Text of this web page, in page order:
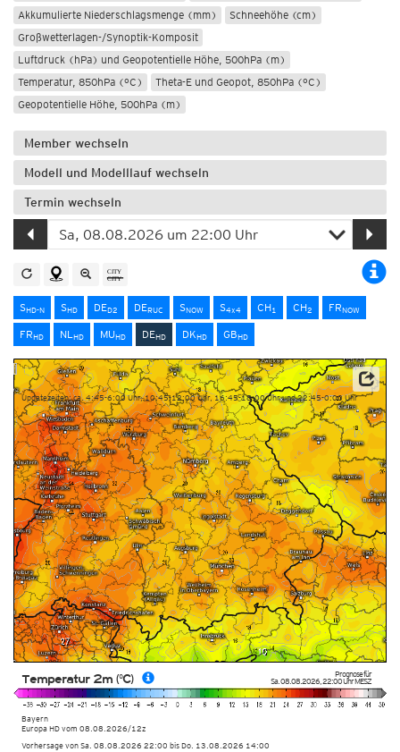
Akkumulierte Niederschlagsmenge (mm)
Schneehöhe (cm)
Großwetterlagen-/Synoptik-Komposit
Luftdruck (hPa) und Geopotentielle Höhe, 500hPa (m)
Temperatur, 850hPa (°C)
Theta-E und Geopot, 850hPa (°C)
Geopotentielle Höhe, 500hPa (m)
Member wechseln
Modell und Modelllauf wechseln
Termin wechseln
SHD-N SHD DED2 DERUC SNOW S4x4 CH1 CH2 FRNOW
FRHD NLHD MUHD DEHD DKHD GBHD
Prognose für
Sa. 08.08.2026,22:00 UhrMESZ
Bayern
Europa HDvom 08.08.2026/12z
Temperatur 2m (°C)
Updatezeiten: ca. 4:45-6:00 Uhr, 10:45-12:00 Uhr, 16:45-18:00 Uhr und 22:45-0:00 Uhr
Vorhersage von Sa. 08.08.2026 22:00 bis Do. 13.08.2026 14:00
Datenbasis: Deutscher Wetterdienst (DWD)